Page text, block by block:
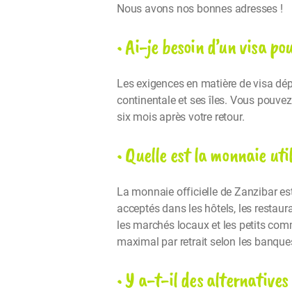
Nous avons nos bonnes adresses !
• Ai-je besoin d’un visa
Les exigences en matière de visa
continentale et ses îles. Vous
six mois après votre retour.
• Quelle est la monnaie
La monnaie officielle de Zanzibar
acceptés dans les hôtels, les
les marchés locaux et les petits
maximal par retrait selon les
• Y a-t-il des alternatives